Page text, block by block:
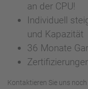
an der CPU!
Individuell
und Kapazität
36 Monate
Kontaktieren Sie uns